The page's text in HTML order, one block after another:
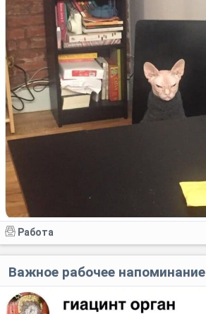
Работа
Важное рабочее напоминание